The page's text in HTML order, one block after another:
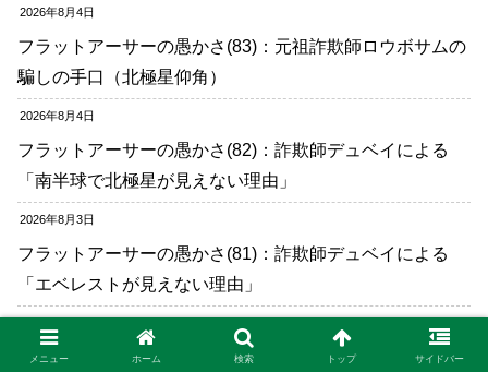
2026年8月4日
フラットアーサーの愚かさ(83)：元祖詐欺師ロウボサムの
騙しの手口（北極星仰角）
2026年8月4日
フラットアーサーの愚かさ(82)：詐欺師デュベイによる
「南半球で北極星が見えない理由」
2026年8月3日
フラットアーサーの愚かさ(81)：詐欺師デュベイによる
「エベレストが見えない理由」
フラットアーサーの愚かさ(80)：平面信者の本質
メニュー ホーム 検索 トップ サイドバー